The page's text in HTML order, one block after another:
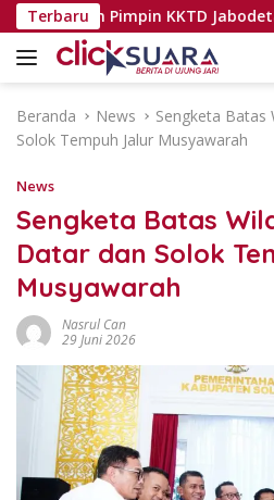
a
Terbaru
Jamain Pimpin KKTD
Beranda News
Sengketa Batas
Solok Tempuh Jalur Musyawarah
News
Sengketa Batas
Datar dan Solok
Musyawarah
Nasrul Can
29 Juni 2026